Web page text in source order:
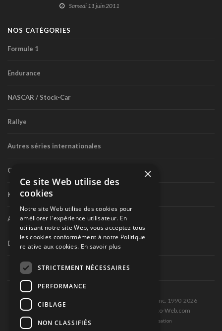
Samedi 11 juin 2011
NOS CATÉGORIES
Formule 1
Endurance
NASCAR / Stock-Car
Rallye
Autres séries internationales
Circuit routier canadien
Karting
Autres séries nationales
Divers
Tous droits réservés © Les Éditions Pole-Position inc. 1990-2026
Ce site est produit et hébergé par Montréal-Photo-Web.com
Politique de confidentialité et Conditions d’utilisation
×
Ce site Web utilise des
cookies
Notre site Web utilise des cookies pour
améliorer l'expérience utilisateur. En
utilisant notre site Web, vous acceptez tous
les cookies conformément à notre Politique
relative aux cookies. En savoir plus
STRICTEMENT NÉCESSAIRES
PERFORMANCE
CIBLAGE
NON CLASSIFIÉS